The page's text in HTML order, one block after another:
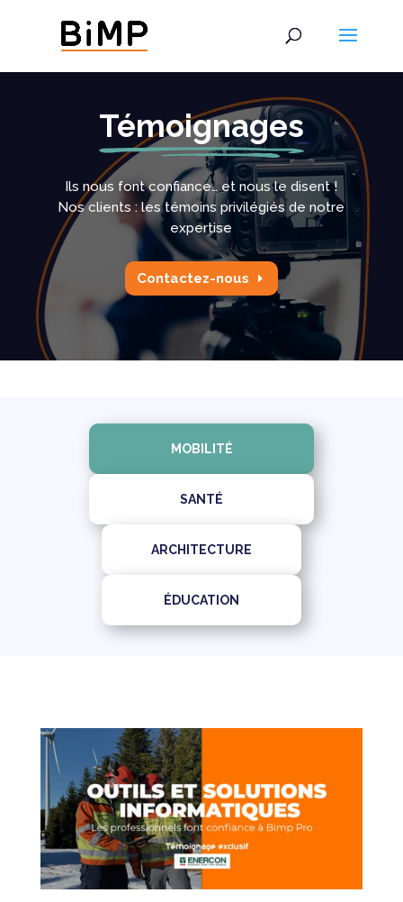
Témoignages
Ils nous font confiance… et nous le disent !
Nos clients : les témoins privilégiés de notre
expertise
Contactez-nous
MOBILITÉ
SANTÉ
ARCHITECTURE
ÉDUCATION